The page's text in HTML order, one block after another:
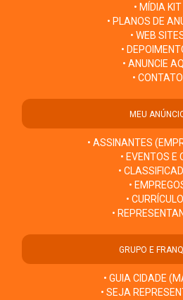
• MÍDIA KIT
• PLANOS DE
• WEB
•
• ANUNCIE
• CONTATO
MEU
• ASSINANTES
• EVENTOS E
•
•
•
•
GRUPO E
• GUIA CIDADE
• SEJA